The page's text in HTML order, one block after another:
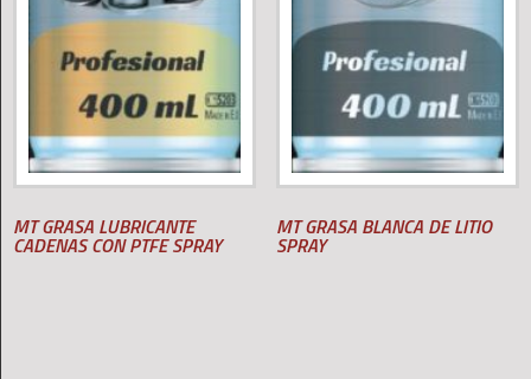
MT GRASA LUBRICANTE
CADENAS CON PTFE SPRAY
MT GRASA BLANCA DE LITIO
SPRAY